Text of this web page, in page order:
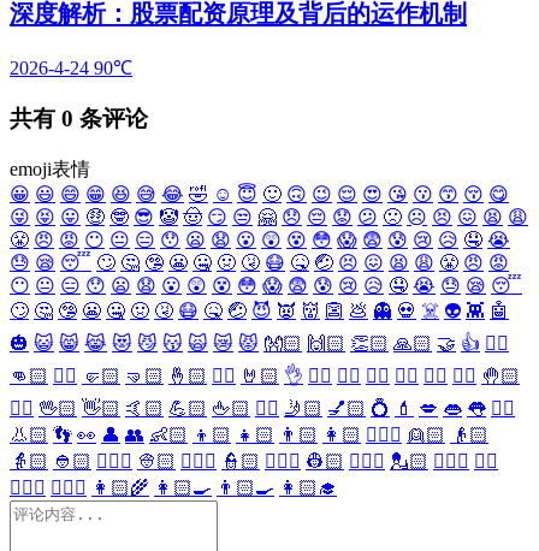
深度解析：股票配资原理及背后的运作机制
2026-4-24 90℃
共有 0 条评论
emoji表情
😀 😃 😄 😁 😆 😅 😂 🤣 ☺️ 😇 🙂 🙃 😉 😌 😍 😘 😗 😙 😚 😋
😜 😝 😛 🤑 🤓 😎 🤡 🤠 😏 😒 🤗 😞 😔 😟 😕 🙁 ☹️ 😣 😖 😫 😩
😤 😠 😡 😶 😐 😑 😯 😦 😧 😮 😲 😵 😳 😱 😨 😰 😢 😥 🤤 😭
😓 😪 😴 🙄 🤔 🤥 😬 🤐 🤢 🤧 😷 🤒 🤕 😣 😖 😫 😩 😤 😠 😡
😶 😐 😑 😯 😦 😧 😮 😲 😵 😳 😱 😨 😰 😢 😥 🤤 😭 😓 😪 😴
🙄 🤔 🤥 😬 🤐 🤢 🤧 😷 🤒 🤕 😈 👿 👹 👺 💩 👻 💀 ☠️ 👽 👾 🤖
🎃 😺 😸 😹 😻 😼 😽 🙀 😿 😾 👐🏻 🙌🏻 👏🏻 🙏🏻 🤝 👍 👎🏻
👊🏻 ✊🏻 🤛🏻 🤜🏻 🤞🏻 ✌🏻 🤘🏻 👌 👈🏻 👉🏻 👆🏻 👇🏻 ☝🏻 ✋🏻 🤚🏻
🖐🏻 🖖🏻 👋🏻 🤙🏻 💪🏻 🖕🏻 ✍🏻 🤳🏻 💅🏻 💍 💄 💋 👄 👅 👂🏻
👃🏻 👣 👀 👤 👥 👶🏻 👦🏻 👧🏻 👨🏻 👩🏻 👱🏻‍♀️ 👱🏻
👴🏻
👵🏻 👲🏻 👳🏻‍♀️ 👳🏻 👮🏻‍♀️ 👮🏻 👷🏻‍♀️ 👷🏻 💂🏻‍♀️ 💂🏻 🕵🏻‍♀️ 🕵🏻
👩🏻‍⚕️ 👨🏻‍⚕️ 👩🏻‍🌾 👩🏻‍🍳 👨🏻‍🍳 👩🏻‍🎓